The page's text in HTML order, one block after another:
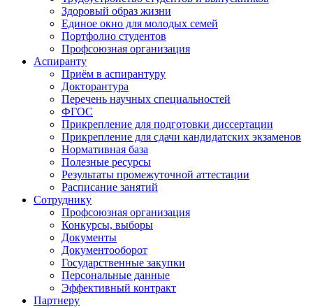
Здоровый образ жизни
Единое окно для молодых семей
Портфолио студентов
Профсоюзная организация
Аспиранту
Приём в аспирантуру
Докторантура
Перечень научных специальностей
ФГОС
Прикрепление для подготовки диссертации
Прикрепление для сдачи кандидатских экзаменов
Нормативная база
Полезные ресурсы
Результаты промежуточной аттестации
Расписание занятий
Сотруднику
Профсоюзная организация
Конкурсы, выборы
Документы
Документооборот
Государственные закупки
Персональные данные
Эффективный контракт
Партнеру